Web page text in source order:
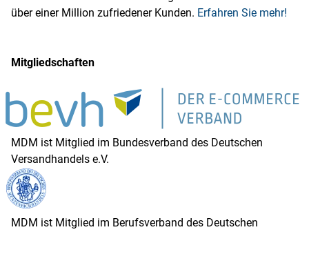
über einer Million zufriedener Kunden. Erfahren Sie mehr!
Mitgliedschaften
MDM ist Mitglied im Bundesverband des Deutschen
Versandhandels e.V.
MDM ist Mitglied im Berufsverband des Deutschen